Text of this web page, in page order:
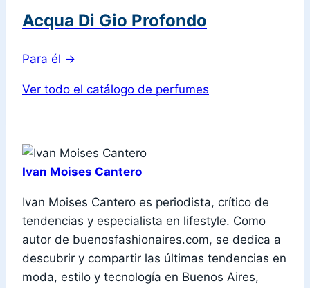
Acqua Di Gio Profondo
Para él →
Ver todo el catálogo de perfumes
Ivan Moises Cantero
Ivan Moises Cantero es periodista, crítico de
tendencias y especialista en lifestyle. Como
autor de buenosfashionaires.com, se dedica a
descubrir y compartir las últimas tendencias en
moda, estilo y tecnología en Buenos Aires,